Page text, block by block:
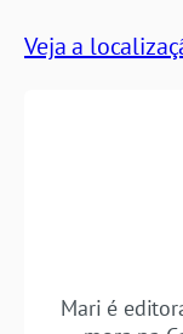
Veja a
Mari é